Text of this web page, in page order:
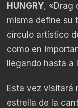
HUNGRY, «Drag
misma define su
círculo artístico
como en
llegando hasta a
Esta vez visitará
estrella de la